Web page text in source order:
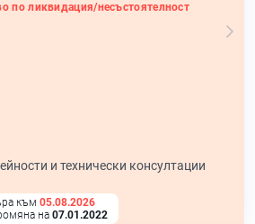
по ликвидация/несъстоятелност
и технически консултации
към 05.08.2026
на 07.01.2022